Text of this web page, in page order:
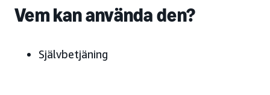
Vem kan använda den?
Självbetjäning